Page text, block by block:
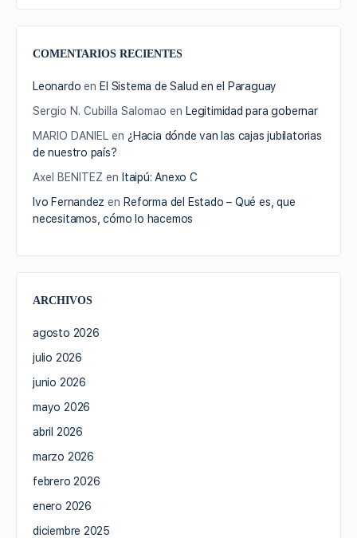
COMENTARIOS RECIENTES
Leonardo enEl Sistema de Salud en el Paraguay
Sergio N. Cubilla Salomao en Legitimidad para gobernar
MARIO DANIEL en ¿Hacia dónde van las cajas jubilatorias
de nuestro país?
Axel BENITEZ en Itaipú: Anexo C
Ivo Fernandez enReforma del Estado – Qué es, que
necesitamos, cómo lo hacemos
ARCHIVOS
agosto 2026
julio 2026
junio 2026
mayo 2026
abril 2026
marzo 2026
febrero 2026
enero 2026
diciembre 2025